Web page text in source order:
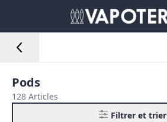
Pods
128 Articles
Filtrer et trier